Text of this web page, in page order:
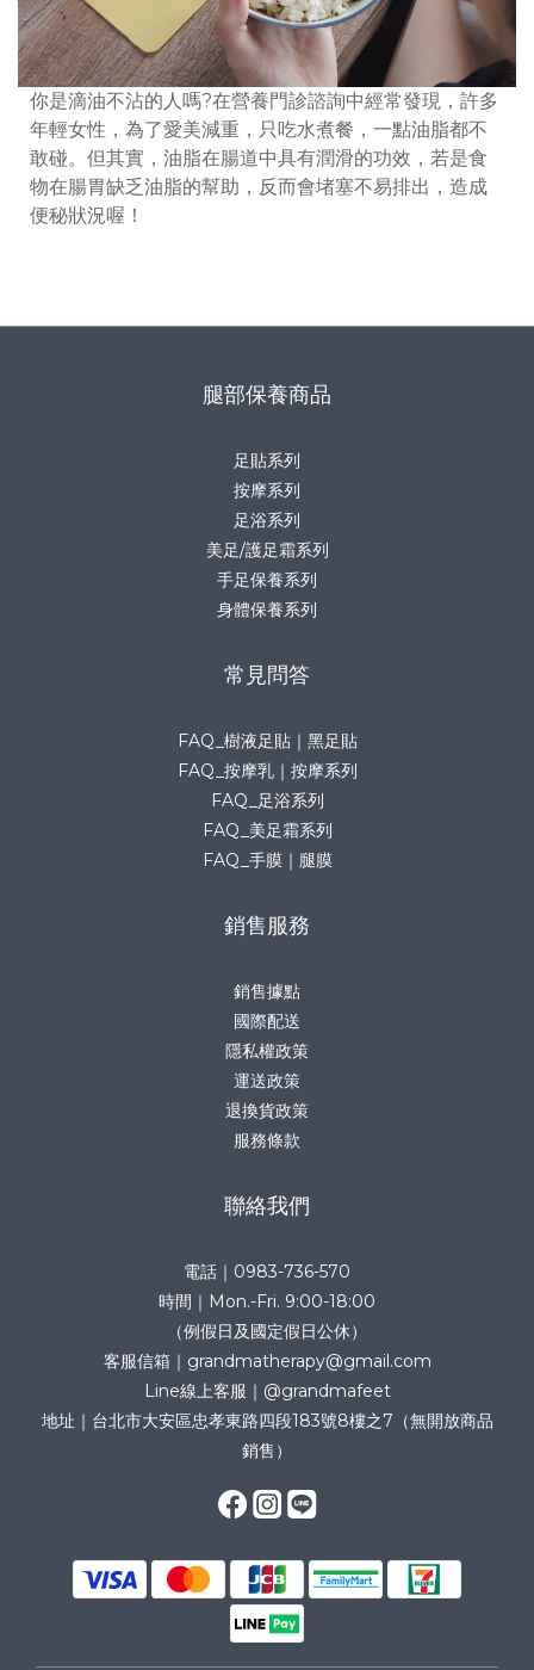
你是滴油不沾的人嗎?在營養門診諮詢中經常發現，許多
年輕女性，為了愛美減重，只吃水煮餐，一點油脂都不
敢碰。但其實，油脂在腸道中具有潤滑的功效，若是食
物在腸胃缺乏油脂的幫助，反而會堵塞不易排出，造成
便秘狀況喔！
腿部保養商品
足貼系列
按摩系列
足浴系列
美足/護足霜系列
手足保養系列
身體保養系列
常見問答
FAQ_樹液足貼｜黑足貼
FAQ_按摩乳｜按摩系列
FAQ_足浴系列
FAQ_美足霜系列
FAQ_手膜｜腿膜
銷售服務
銷售據點
國際配送
隱私權政策
運送政策
退換貨政策
服務條款
聯絡我們
電話｜0983-736-570
時間｜Mon.-Fri. 9:00-18:00
（例假日及國定假日公休）
客服信箱｜grandmatherapy@gmail.com
Line線上客服｜@grandmafeet
地址｜台北市大安區忠孝東路四段183號8樓之7（無開放商品
銷售）